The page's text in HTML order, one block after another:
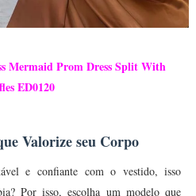
Mermaid Prom Dress Split With
ED0120
Valorize seu Corpo
e confiante com o vestido, isso
Por isso, escolha um modelo que